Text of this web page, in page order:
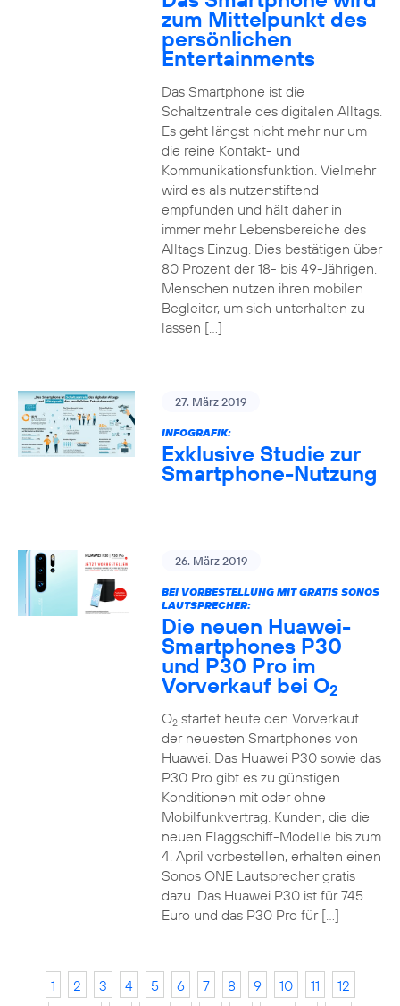
zum Mittelpunkt des
persönlichen
Entertainments
Das Smartphone ist die
Schaltzentrale des digitalen Alltags.
Es geht längst nicht mehr nur um
die reine Kontakt- und
Kommunikationsfunktion. Vielmehr
wird es als nutzenstiftend
empfunden und hält daher in
immer mehr Lebensbereiche des
Alltags Einzug. Dies bestätigen über
80 Prozent der 18- bis 49-Jährigen.
Menschen nutzen ihren mobilen
Begleiter, um sich unterhalten zu
lassen […]
27. März 2019
INFOGRAFIK:
Exklusive Studie zur
Smartphone-Nutzung
26. März 2019
BEI VORBESTELLUNG MIT GRATIS SONOS
LAUTSPRECHER:
Die neuen Huawei-
Smartphones P30
und P30 Pro im
Vorverkauf bei O2
O2startet heute den Vorverkauf
der neuesten Smartphones von
Huawei. Das Huawei P30 sowie das
P30 Pro gibt es zu günstigen
Konditionen mit oder ohne
Mobilfunkvertrag. Kunden, die die
neuen Flaggschiff-Modelle bis zum
4. April vorbestellen, erhalten einen
Sonos ONE Lautsprecher gratis
dazu. Das Huawei P30 ist für 745
Euro und das P30 Pro für […]
1 2 3 4 5 6 7 8 9 10 11
12